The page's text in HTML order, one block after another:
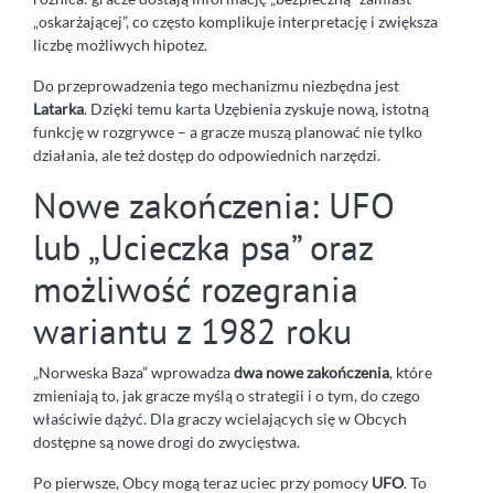
„oskarżającej”, co często komplikuje interpretację i zwiększa
liczbę możliwych hipotez.
Do przeprowadzenia tego mechanizmu niezbędna jest
Latarka. Dzięki temu karta Uzębienia zyskuje nową, istotną
funkcję w rozgrywce – a gracze muszą planować nie tylko
działania, ale też dostęp do odpowiednich narzędzi.
Nowe zakończenia: UFO
lub „Ucieczka psa” oraz
możliwość rozegrania
wariantu z 1982 roku
„Norweska Baza” wprowadzadwa nowe zakończenia, które
zmieniają to, jak gracze myślą o strategii i o tym, do czego
właściwie dążyć. Dla graczy wcielających się w Obcych
dostępne są nowe drogi do zwycięstwa.
Po pierwsze, Obcy mogą teraz uciec przy pomocy UFO. To